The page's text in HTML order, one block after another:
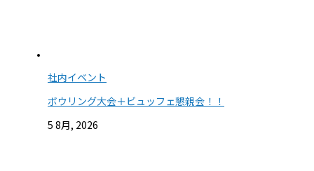
社内イベント
ボウリング大会＋ビュッフェ懇親会！！
5 8月, 2026